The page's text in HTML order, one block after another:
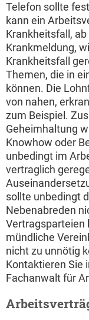
Telefon sollte
kann ein
Krankheitsfall,
Krankmeldung,
Krankheitsfall
Themen, die in
können. Die
von nahen,
zum Beispiel.
Geheimhaltung
Knowhow oder
unbedingt im
vertraglich
sollte unbedingt
Nebenabreden
Vertragsparteien
mündliche
nicht zu unnötig
Kontaktieren Sie
Fachanwalt für